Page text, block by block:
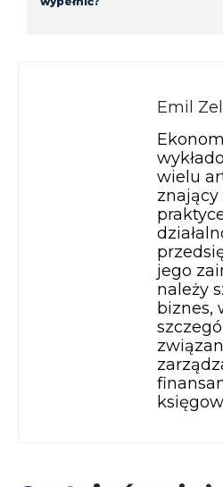
Emil
wielu
jego
należy
biznes,